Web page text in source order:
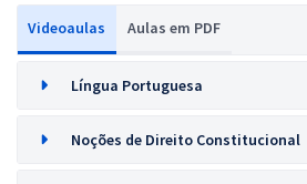
Videoaulas Aulas em PDF
Língua Portuguesa
Noções de Direito Constitucional